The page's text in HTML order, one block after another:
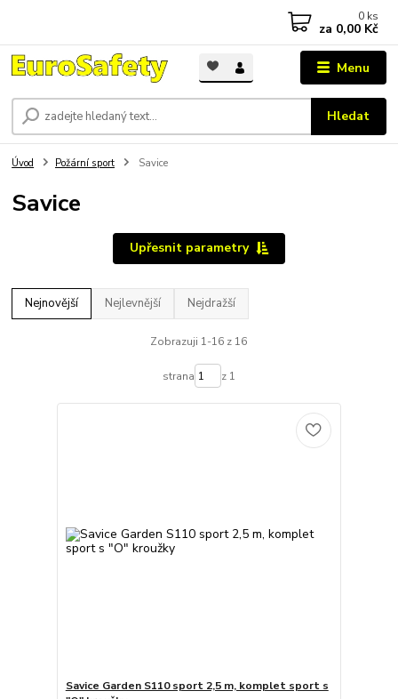
Menu
Hledat
0 ks
za 0,00 Kč
Úvod Požární sport Savice
Savice
Upřesnit parametry
Nejnovější Nejlevnější Nejdražší
Zobrazuji 1-16 z 16
strana z 1
Savice Garden S110 sport 2,5 m, komplet sport s